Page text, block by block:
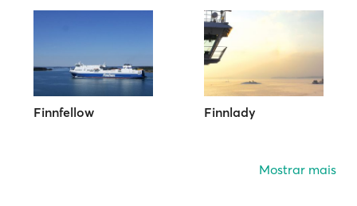
Finnfellow Finnlady
Mostrar mais